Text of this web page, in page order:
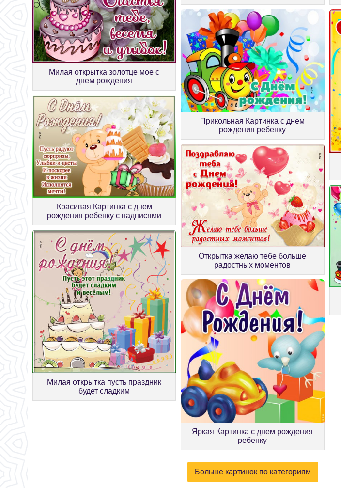
Милая открытка золотце мое с
днем рождения
Прикольная Картинка с днем
рождения ребенку
Красивая Картинка с днем
рождения ребенку с надписями
Открытка желаю тебе больше
радостных моментов
Милая открытка пусть праздник
будет сладким
Яркая Картинка с днем рождения
ребенку
Больше картинок по категориям